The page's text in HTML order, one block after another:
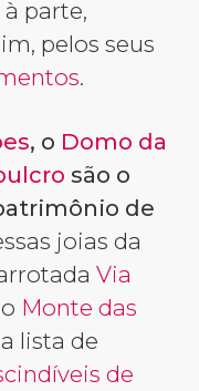
parte,
pelos seus
.
, o Domo da
são o
de
joias da
Via
Monte das
lista de
de